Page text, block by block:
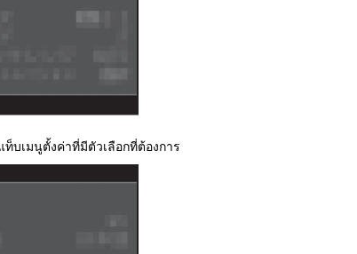
ท็บเมนูตั้งค่าที่มีตัวเลือกที่ต้องการ